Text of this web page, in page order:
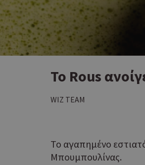
Το Rous
WIZ TEAM
Το αγαπημένο
Μπουμπουλίνας.